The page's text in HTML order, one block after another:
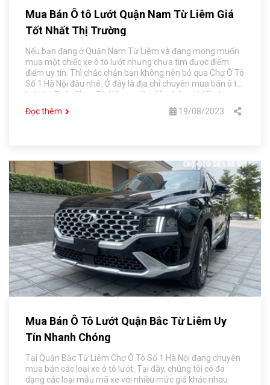
Mua Bán Ô tô Lướt Quận Nam Từ Liêm Giá
Tốt Nhất Thị Trường
Nếu bạn đang ở Quận Nam Từ Liêm và đang mong muốn
mua một chiếc xe ô tô lướt nhưng chưa tìm được điểm
điểm uy tín. Thì chắc chắn bạn không nên bỏ qua Chợ Ô Tô
Số 1 Hà Nội đâu nhé. Ở đây là địa chỉ chuyên mua bán ô tô
lướt tại Quận Nam Từ Liêm uy tín, đảm bảo giá tốt cho mọi
Đọc thêm 19/08/2023
Mua Bán Ô Tô Lướt Quận Bắc Từ Liêm Uy
Tín Nhanh Chóng
Tại Quận Bắc Từ Liêm Chợ Ô Tô Số 1 Hà Nội đang chuyên
mua bán các loại xe ô tô lướt. Tại đây, chúng tôi có đa
dạng các loại mẫu mã xe với nhiều mức giá khác nhau